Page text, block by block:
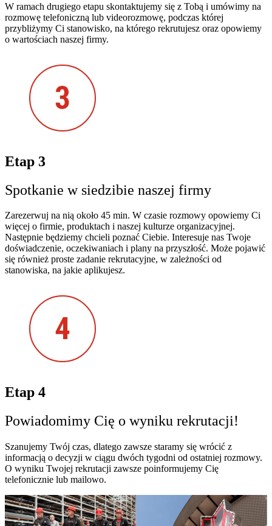
W ramach drugiego etapu skontaktujemy się z Tobą i umówimy na
rozmowę telefoniczną lub videorozmowę, podczas której
przybliżymy Ci stanowisko, na którego rekrutujesz oraz opowiemy
o wartościach naszej firmy.
Etap 3
Spotkanie w siedzibie naszej firmy
Zarezerwuj na nią około 45 min. W czasie rozmowy opowiemy Ci
więcej o firmie, produktach i naszej kulturze organizacyjnej.
Następnie będziemy chcieli poznać Ciebie. Interesuje nas Twoje
doświadczenie, oczekiwaniach i plany na przyszłość. Może pojawić
się również proste zadanie rekrutacyjne, w zależności od
stanowiska, na jakie aplikujesz.
Etap 4
Powiadomimy Cię o wyniku rekrutacji!
Szanujemy Twój czas, dlatego zawsze staramy się wrócić z
informacją o decyzji w ciągu dwóch tygodni od ostatniej rozmowy.
O wyniku Twojej rekrutacji zawsze poinformujemy Cię
telefonicznie lub mailowo.